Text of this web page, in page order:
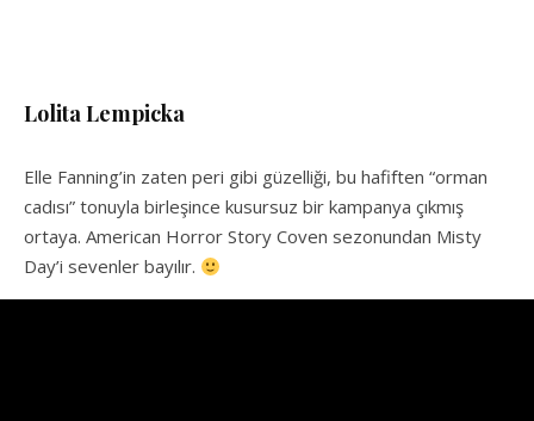
Lolita Lempicka
Elle Fanning’in zaten peri gibi güzelliği, bu hafiften “orman
cadısı” tonuyla birleşince kusursuz bir kampanya çıkmış
ortaya. American Horror Story Coven sezonundan Misty
Day’i sevenler bayılır.